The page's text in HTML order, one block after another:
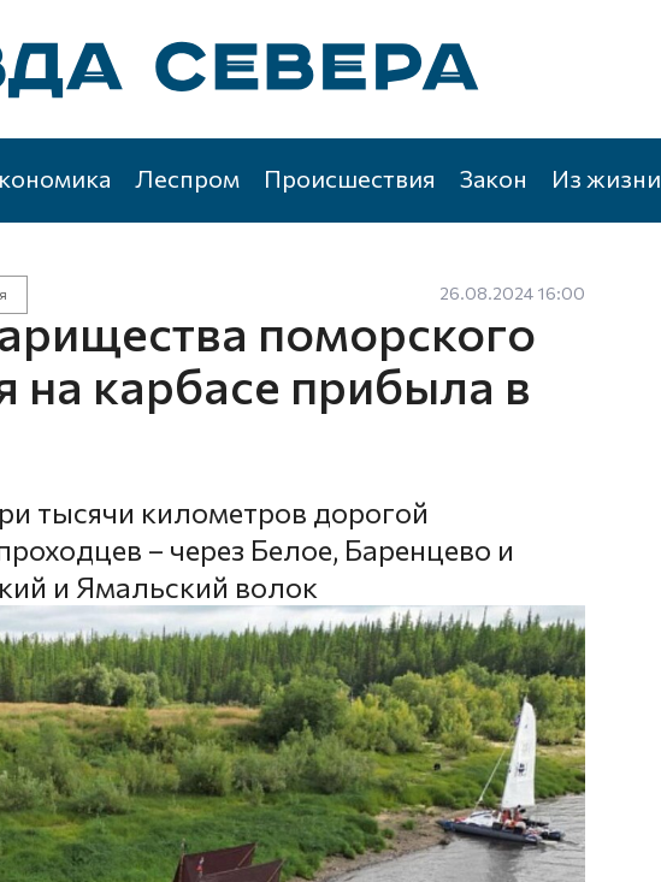
Леспром Происшествия Закон Из жизни
26.08.2024 16:00
поморского
на карбасе прибыла в
тысячи километров дорогой
– через Белое, Баренцево и
и Ямальский волок